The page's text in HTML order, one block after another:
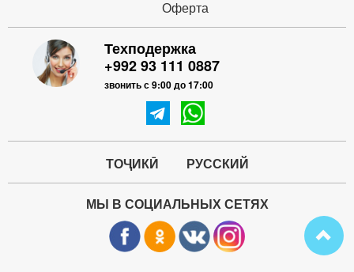
Оферта
Техподержка
+992 93 111 0887
звонить с 9:00 до 17:00
ТОҶИКӢ РУССКИЙ
МЫ В СОЦИАЛЬНЫХ СЕТЯХ